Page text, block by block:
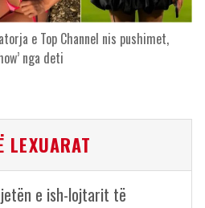
e Top Channel nis pushimet,
nga deti
LEXUARAT
e ish-lojtarit të